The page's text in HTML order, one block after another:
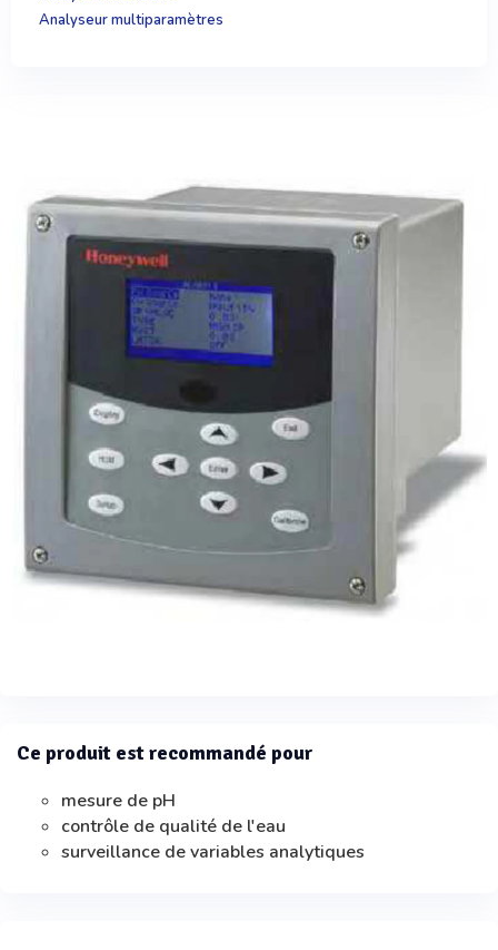
Ce produit est recommandé pour
mesure de pH
contrôle de qualité de l'eau
surveillance de variables analytiques
Analyseur multiparamètres